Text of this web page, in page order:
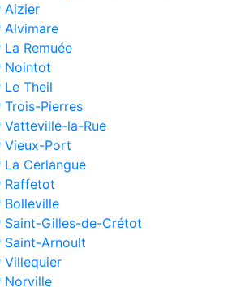
Aizier
Alvimare
Remuée
Nointot
Le Theil
Trois-Pierres
Vatteville-la-Rue
Vieux-Port
La Cerlangue
Raffetot
Bolleville
Saint-Gilles-de-Crétot
Saint-Arnoult
Villequier
Norville